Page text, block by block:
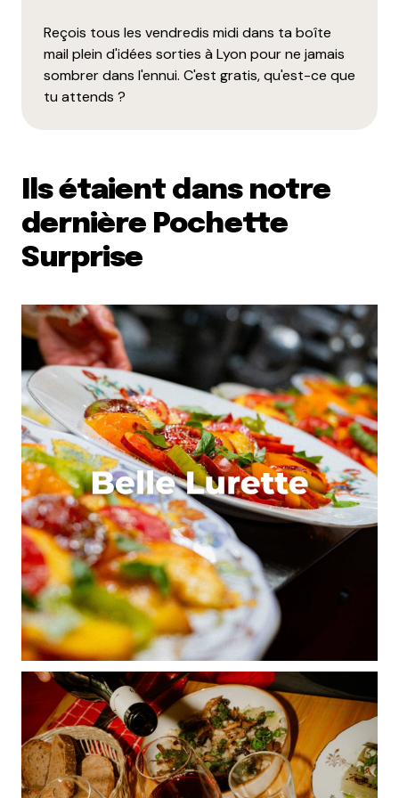
Répondre
tonnerre ^^ C’est chez Ecovin ^^
littlecelt
3 décembre 2010 à 15 h 27 min
Avec un snowshop où ils vendraient des boards à
l’effigie de la vierge
Littlecelt
Répondre
Demain (Vendredi 3/12) y neige !!!
On n’y retourne a Fourviéres???
kde
2 décembre 2010 à 22 h 46 min
Répondre
Personnellement j’ai fait la descente de la face
Nord de Cuire en raquettes à neige à 8h du matin
pour aller travailler, et franchement, c’était un
excellent moment !
Avis Maxwell
26 décembre 2010 à 1 h 32 min
Répondre
In tartiflette we trust! prend tout son sens! Merci
Jess Snow/Ski
30 décembre 2010 à 17 h 22 min
Reçois tous les vendredis midi dans ta boîte
mail plein d'idées sorties à Lyon pour ne jamais
sombrer dans l'ennui. C'est gratis, qu'est-ce que
tu attends ?
Ils étaient dans notre
dernière Pochette
Surprise